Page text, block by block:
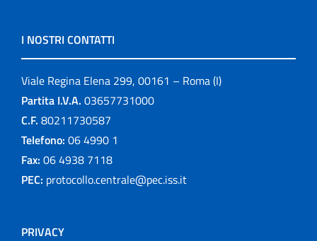
I NOSTRI CONTATTI
Viale Regina Elena 299, 00161 – Roma (I)
Partita I.V.A. 03657731000
C.F. 80211730587
Telefono: 06 4990 1
Fax: 06 4938 7118
PEC: protocollo.centrale@pec.iss.it
PRIVACY